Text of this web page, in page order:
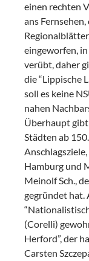
einen rechten
ans
eingeworfen,
verübt, daher
die “Lippische
soll es keine
nahen
Überhaupt gibt
Städten ab
Hamburg und
Meinolf Sch.,
gegründet hat.
(Corelli)
Herford”, der
Carsten